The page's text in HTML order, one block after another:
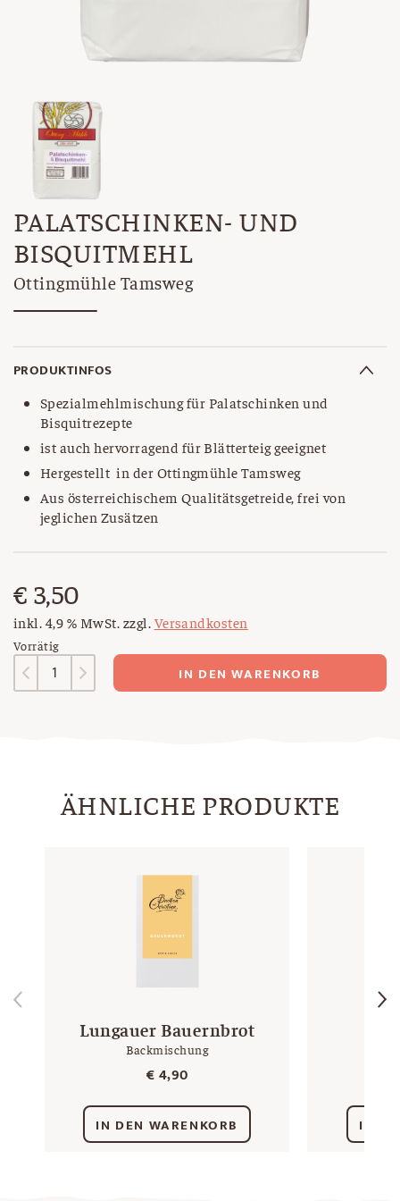
PALATSCHINKEN- UND
BISQUITMEHL
Ottingmühle Tamsweg
€ 3,50
inkl. 4,9 % MwSt. zzgl. Versandkosten
Vorrätig
Palatschinken-
und
IN DEN WARENKORB
PRODUKTINFOS
Spezialmehlmischung für Palatschinken und
Bisquitrezepte
ist auch hervorragend für Blätterteig geeignet
Hergestellt in der Ottingmühle Tamsweg
Aus österreichischem Qualitätsgetreide, frei von
jeglichen Zusätzen
ÄHNLICHE PRODUKTE
Lungauer Bauernbrot
Backmischung
€4,90
IN DEN WARENKORB IN